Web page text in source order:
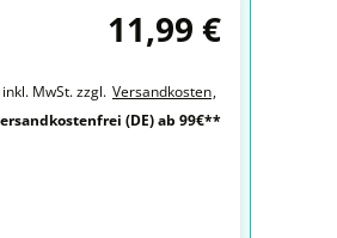
11,99 €
MwSt. zzgl. Versandkosten,
(DE) ab 99€**